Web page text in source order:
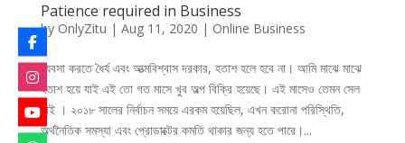
Patience required in Business
by OnlyZitu | Aug 11, 2020 | Online Business
ব্যবসা করতে ধৈর্য এবং আত্মবিশ্বাস দরকার, হতাশ হলে হবে না। আমি মাঝে মাঝে
হতাশ হয়ে যাই এই তো গত মাসে খুব অল্প বিক্রি হয়েছে। এই মাসেও তেমন সেল
নাই । ২০১৮ সালের নির্বাচন সময়ে এরকম হয়েছিল, এখন করোনা পরিস্থিতি,
অর্থনৈতিক সমস্যা এবং প্রোডাক্টের কমতি থাকার জন্য হতে পারে।...